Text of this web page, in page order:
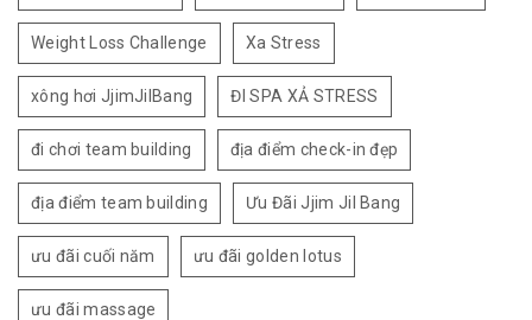
Weight Loss Challenge Xa Stress
xông hơi JjimJilBang ĐI SPA XẢ STRESS
đi chơi team building địa điểm check-in đẹp
địa điểm team building Ưu Đãi Jjim Jil Bang
ưu đãi cuối năm ưu đãi golden lotus
ưu đãi massage